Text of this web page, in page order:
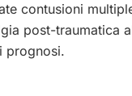
contusioni
post-traumatica
prognosi.